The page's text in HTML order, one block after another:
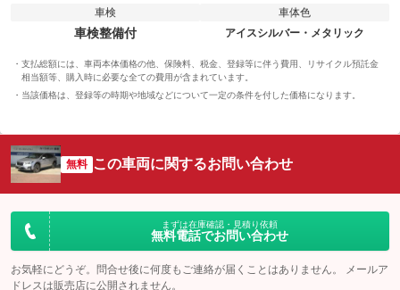
車検
車検整備付
車体色
アイスシルバー・メタリック
支払総額には、車両本体価格の他、保険料、税金、登録等に伴う費用、リサイクル預託金
相当額等、購入時に必要な全ての費用が含まれています。
当該価格は、登録等の時期や地域などについて一定の条件を付した価格になります。
無料 この車両に関するお問い合わせ
まずは在庫確認・見積り依頼
無料電話でお問い合わせ
お気軽にどうぞ。問合せ後に何度もご連絡が届くことはありません。 メールア
ドレスは販売店に公開されません。